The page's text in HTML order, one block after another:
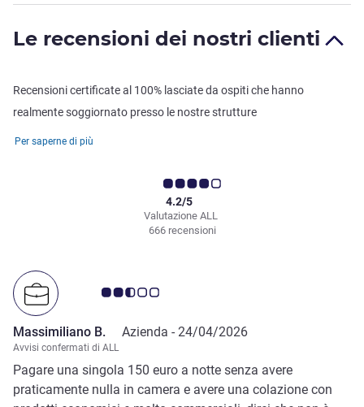
Le recensioni dei nostri clienti
Recensioni certificate al 100% lasciate da ospiti che hanno
realmente soggiornato presso le nostre strutture
Per saperne di più
Valutazione ALL
4.2/5
666 recensioni
Giudizio clienti 2.5/5
Massimiliano B. Azienda - 24/04/2026
Avvisi confermati di ALL
Pagare una singola 150 euro a notte senza avere
praticamente nulla in camera e avere una colazione con